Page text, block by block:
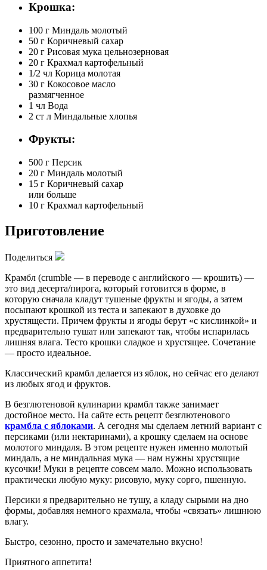
Крошка:
100 г Миндаль молотый
50 г Коричневый сахар
20 г Рисовая мука цельнозерновая
20 г Крахмал картофельный
1/2 чл Корица молотая
30 г Кокосовое масло
размягченное
1 чл Вода
2 ст л Миндальные хлопья
Фрукты:
500 г Персик
20 г Миндаль молотый
15 г Коричневый сахар
или больше
10 г Крахмал картофельный
Приготовление
Поделиться
Крамбл (crumble — в переводе с английского — крошить) —
это вид десерта/пирога, который готовится в форме, в
которую сначала кладут тушеные фрукты и ягоды, а затем
посыпают крошкой из теста и запекают в духовке до
хрустящести. Причем фрукты и ягоды берут «с кислинкой» и
предварительно тушат или запекают так, чтобы испарилась
лишняя влага. Тесто крошки сладкое и хрустящее. Сочетание
— просто идеальное.
Классический крамбл делается из яблок, но сейчас его делают
из любых ягод и фруктов.
В безглютеновой кулинарии крамбл также занимает
достойное место. На сайте есть рецепт безглютенового
крамбла с яблоками. А сегодня мы сделаем летний вариант с
персиками (или нектаринами), а крошку сделаем на основе
молотого миндаля. В этом рецепте нужен именно молотый
миндаль, а не миндальная мука — нам нужны хрустящие
кусочки! Муки в рецепте совсем мало. Можно использовать
практически любую муку: рисовую, муку сорго, пшенную.
Персики я предварительно не тушу, а кладу сырыми на дно
формы, добавляя немного крахмала, чтобы «связать» лишнюю
влагу.
Быстро, сезонно, просто и замечательно вкусно!
Приятного аппетита!